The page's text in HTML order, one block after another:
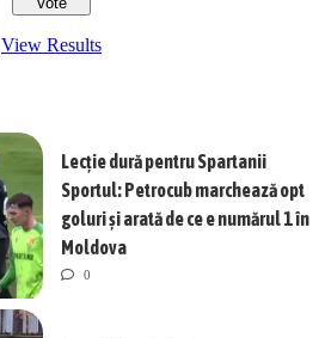
View Results
Lecție dură pentru Spartanii
Sportul: Petrocub marchează opt
goluri și arată de ce e numărul 1 în
Moldova
0